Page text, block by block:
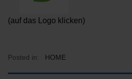
(auf das Logo klicken)
Posted in: HOME